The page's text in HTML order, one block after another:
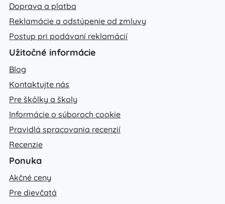
Doprava a platba
Reklamácie a odstúpenie od zmluvy
Postup pri podávaní reklamácií
Užitočné informácie
Blog
Kontaktujte nás
Pre škôlky a školy
Informácie o súboroch cookie
Pravidlá spracovania recenzií
Recenzie
Ponuka
Akčné ceny
Pre dievčatá